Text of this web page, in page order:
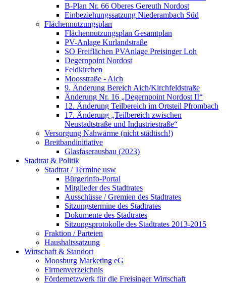
B-Plan Nr. 66 Oberes Gereuth Nordost
Einbeziehungssatzung Niederambach Süd
Flächennutzungsplan
Flächennutzungsplan Gesamtplan
PV-Anlage Kurlandstraße
SO Freiflächen PV­Anlage Preisinger Loh
Degernpoint Nordost
Feldkirchen
Moosstraße - Aich
9. Änderung Bereich Aich/Kirchfeldstraße
Änderung Nr. 16 „Degernpoint Nordost II“
12. Änderung Teilbereich im Ortsteil Pfrombach
17. Änderung „Teilbereich zwischen
Neustadtstraße und Industriestraße“
Versorgung Nahwärme (nicht städtisch!)
Breitbandinitiative
Glasfaserausbau (2023)
Stadtrat & Politik
Stadtrat / Termine usw
Bürgerinfo-Portal
Mitglieder des Stadtrates
Ausschüsse / Gremien des Stadtrates
Sitzungstermine des Stadtrates
Dokumente des Stadtrates
Sitzungsprotokolle des Stadtrates 2013-2015
Fraktion / Parteien
Haushaltssatzung
Wirtschaft & Standort
Moosburg Marketing eG
Firmenverzeichnis
Fördernetzwerk für die Freisinger Wirtschaft